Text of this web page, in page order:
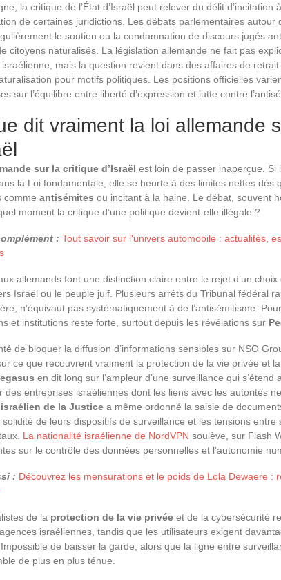
la critique de l’État d’Israël peut relever du délit d’incitation
de certaines juridictions. Les débats parlementaires autour
le soutien ou la condamnation de discours jugés
citoyens naturalisés. La législation allemande ne fait pas
israélienne, mais la question revient dans des affaires de
pour motifs politiques. Les positions officielles
sur l’équilibre entre liberté d’expression et lutte contre
dit vraiment la loi allemande
sur la critique d’Israël est loin de passer inaperçue. Si
la Loi fondamentale, elle se heurte à des limites nettes dès
comme antisémites ou incitant à la haine. Le débat, souvent
moment la critique d’une politique devient-elle illégale ?
: Tout savoir sur l'univers automobile : actualités,
allemands font une distinction claire entre le rejet d’un
Israël ou le peuple juif. Plusieurs arrêts du Tribunal fédéral
n’équivaut pas systématiquement à de l’antisémitisme.
et institutions reste forte, surtout depuis les révélations sur
de bloquer la diffusion d’informations sensibles sur NSO
ce que recouvrent vraiment la protection de la vie privée et
en dit long sur l’ampleur d’une surveillance qui s’étend
des entreprises israéliennes dont les liens avec les autorités
de la Justice a même ordonné la saisie de
solidité de leurs dispositifs de surveillance et les tensions
La nationalité israélienne de NordVPN soulève, sur Flash
sur le contrôle des données personnelles et l’autonomie
: Découvrez les mensurations et le poids de Lola Dewaere :
de la protection de la vie privée et de la cybersécurité
israéliennes, tandis que les utilisateurs exigent
de baisser la garde, alors que la ligne entre
de plus en plus ténue.